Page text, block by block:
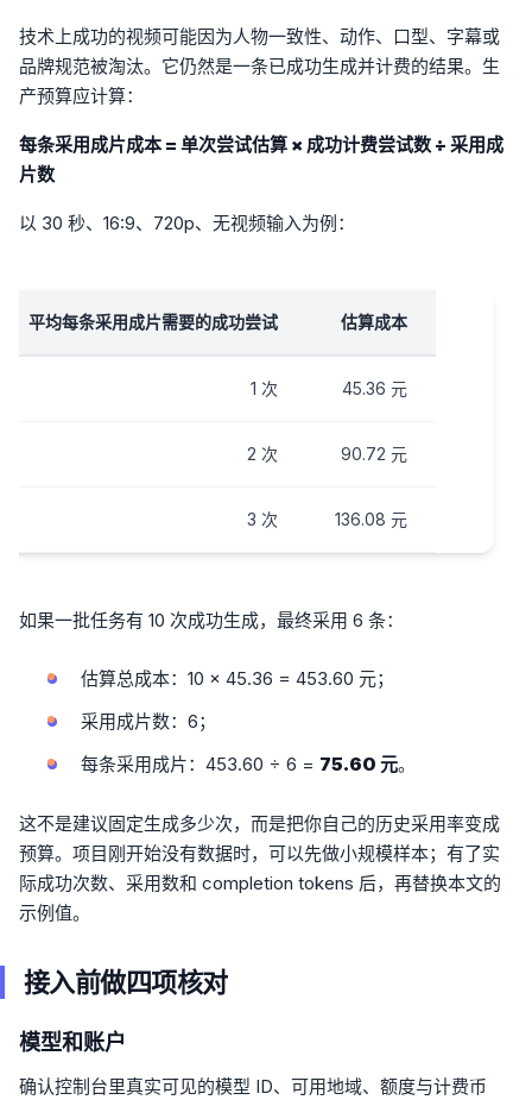
技术上成功的视频可能因为人物一致性、动作、口型、字幕或
品牌规范被淘汰。它仍然是一条已成功生成并计费的结果。生
产预算应计算：
每条采用成片成本 = 单次尝试估算 × 成功计费尝试数 ÷ 采用成
片数
以 30 秒、16:9、720p、无视频输入为例：
平均每条采用成片需要的成功尝试 估算成本
1 次 45.36 元
2 次 90.72 元
3 次 136.08 元
如果一批任务有 10 次成功生成，最终采用 6 条：
估算总成本：10 × 45.36 = 453.60 元；
采用成片数：6；
每条采用成片：453.60 ÷ 6 = 75.60 元。
这不是建议固定生成多少次，而是把你自己的历史采用率变成
预算。项目刚开始没有数据时，可以先做小规模样本；有了实
际成功次数、采用数和 completion tokens 后，再替换本文的
示例值。
接入前做四项核对
模型和账户
确认控制台里真实可见的模型 ID、可用地域、额度与计费币